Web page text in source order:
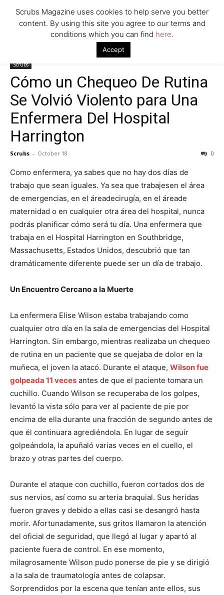
Cómo un Chequeo De Rutina Se Volvió Violento
para Una Enfermera Del Hospital Harrington
Scrubs
Cómo un Chequeo De Rutina
Se Volvió Violento para Una
Enfermera Del Hospital
Harrington
Scrubs - October 18 0
Como enfermera, ya sabes que no hay dos días de
trabajo que sean iguales. Ya sea que trabajesen el área
de emergencias, en el áreadecirugía, en el áreade
maternidad o en cualquier otra área del hospital, nunca
podrás planificar cómo será tu día. Una enfermera que
trabaja en el Hospital Harrington en Southbridge,
Massachusetts, Estados Unidos, descubrió que tan
dramáticamente diferente puede ser un día de trabajo.
Un Encuentro Cercano a la Muerte
La enfermera Elise Wilson estaba trabajando como
cualquier otro día en la sala de emergencias del Hospital
Harrington. Sin embargo, mientras realizaba un chequeo
de rutina en un paciente que se quejaba de dolor en la
muñeca, el joven la atacó. Durante el ataque, Wilson fue
golpeada 11 veces antes de que el paciente tomara un
cuchillo. Cuando Wilson se recuperaba de los golpes,
levantó la vista sólo para ver al paciente de pie por
encima de ella durante una fracción de segundo antes de
que él continuara agrediéndola. En lugar de seguir
golpeándola, la apuñaló varias veces en el cuello, el
brazo y otras partes del cuerpo.
Durante el ataque con cuchillo, fueron cortados dos de
sus nervios, así como su arteria braquial. Sus heridas
fueron graves y debido a ellas casi se desangró hasta
morir. Afortunadamente, sus gritos llamaron la atención
del oficial de seguridad, que llegó al lugar y apartó al
paciente fuera de control. En ese momento,
milagrosamente Wilson pudo ponerse de pie y se dirigió
a la sala de traumatología antes de colapsar.
Sorprendidos por la escena que tenían ante ellos, sus
Scrubs Magazine uses cookies to help serve you better
content. By using this site you agree to our terms and
conditions which you can find here.
Accept